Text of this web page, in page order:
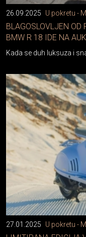
26.09.2025 U pokretu -
BLAGOSLOVLJEN OD
BMW R 18 IDE NA
Kada se duh luksuza i
27.01.2025 U pokretu -